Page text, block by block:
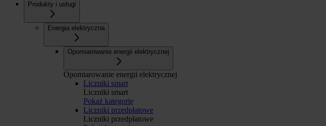
Produkty i usługi
Energia elektryczna
Opomiarowanie energii elektrycznej
Opomiarowanie energii elektrycznej
Liczniki smart
Liczniki smart
Pokaż kategorię
Liczniki przedpłatowe
Liczniki przedpłatowe